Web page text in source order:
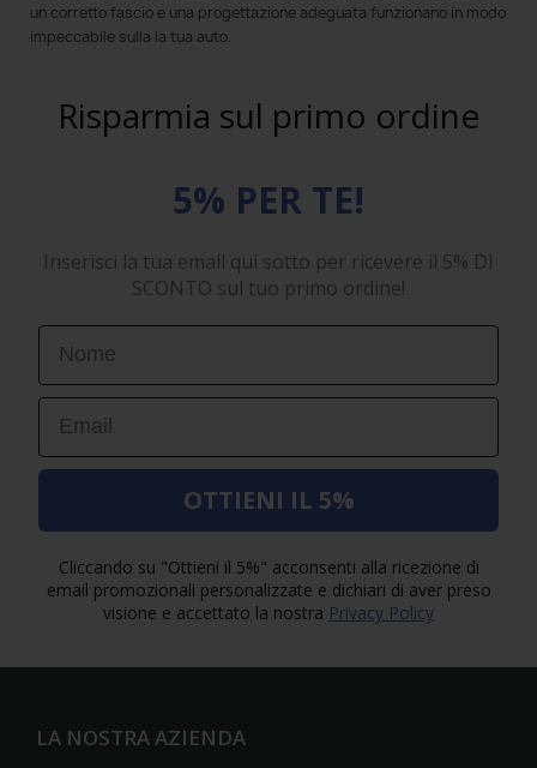
un corretto fascio e una progettazione adeguata funzionano in modo
impeccabile sulla la tua auto.
Risparmia sul primo ordine
5% PER TE!
Inserisci la tua email qui sotto per ricevere il 5% DI
SCONTO sul tuo primo ordine!
First Name
Email
OTTIENI IL 5%
Cliccando su "Ottieni il 5%" acconsenti alla ricezione di
email promozionali personalizzate e dichiari di aver preso
visione e accettato la nostra Privacy Policy
LA NOSTRA AZIENDA